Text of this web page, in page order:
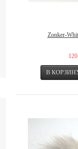
Zonker-